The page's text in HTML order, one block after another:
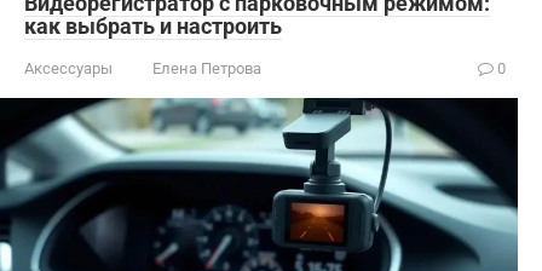
как выбрать и настроить
Аксессуары Елена Петрова 0